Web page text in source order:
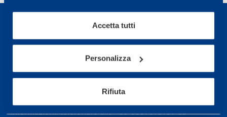
Accetta tutti
Personalizza
Rifiuta
Sport Service Mapei S.r.l. - Via Busto Fagnano 38,
21057 Olgiate Olona (Varese) Italia.
informazioni: telefonare allo +39 0331 575757 da